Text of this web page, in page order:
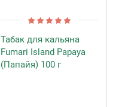
Табак для кальяна
Fumari Island Papaya
(Папайя) 100 г